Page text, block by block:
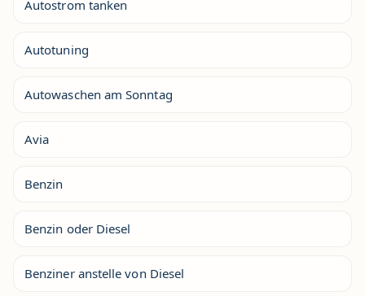
Autostrom tanken
Autotuning
Autowaschen am Sonntag
Avia
Benzin
Benzin oder Diesel
Benziner anstelle von Diesel